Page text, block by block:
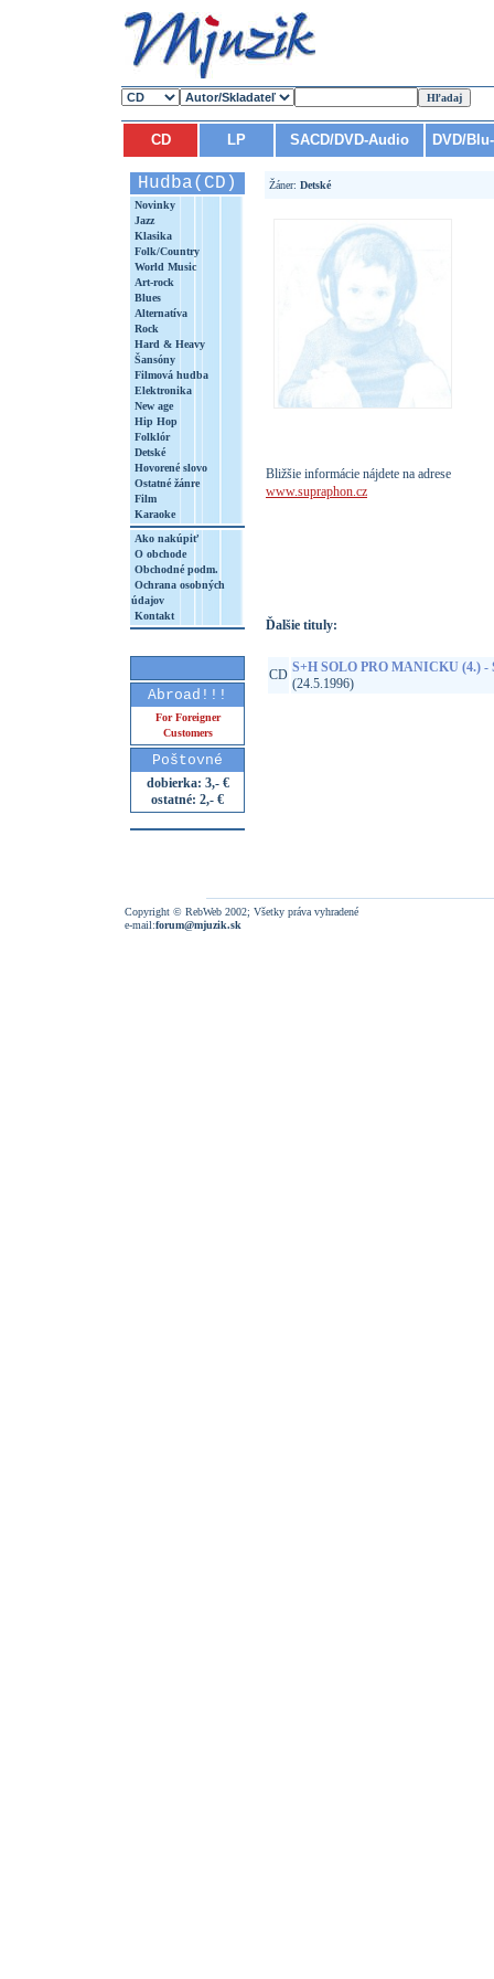
CD LP SACD/DVD-Audio DVD/
Hudba(CD)
Novinky
Jazz
Klasika
Folk/Country
World Music
Art-rock
Blues
Alternatíva
Rock
Hard & Heavy
Šansóny
Filmová hudba
Elektronika
New age
Hip Hop
Folklór
Detské
Hovorené slovo
Ostatné žánre
Film
Karaoke
Ako nakúpiť
O obchode
Obchodné podm.
Ochrana osobných
údajov
Kontakt
Abroad!!!
For Foreigner
Customers
Poštovné
dobierka: 3,- €
ostatné: 2,- €
Žáner: Detské
Bližšie informácie nájdete na adrese
www.supraphon.cz
Ďalšie tituly:
CD S+H SOLO PRO MANICKU (4.)
(24.5.1996)
Copyright © RebWeb 2002; Všetky práva vyhradené
e-mail:forum@mjuzik.sk